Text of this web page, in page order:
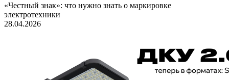
«Честный знак»: что нужно знать о маркировке
электротехники
28.04.2026